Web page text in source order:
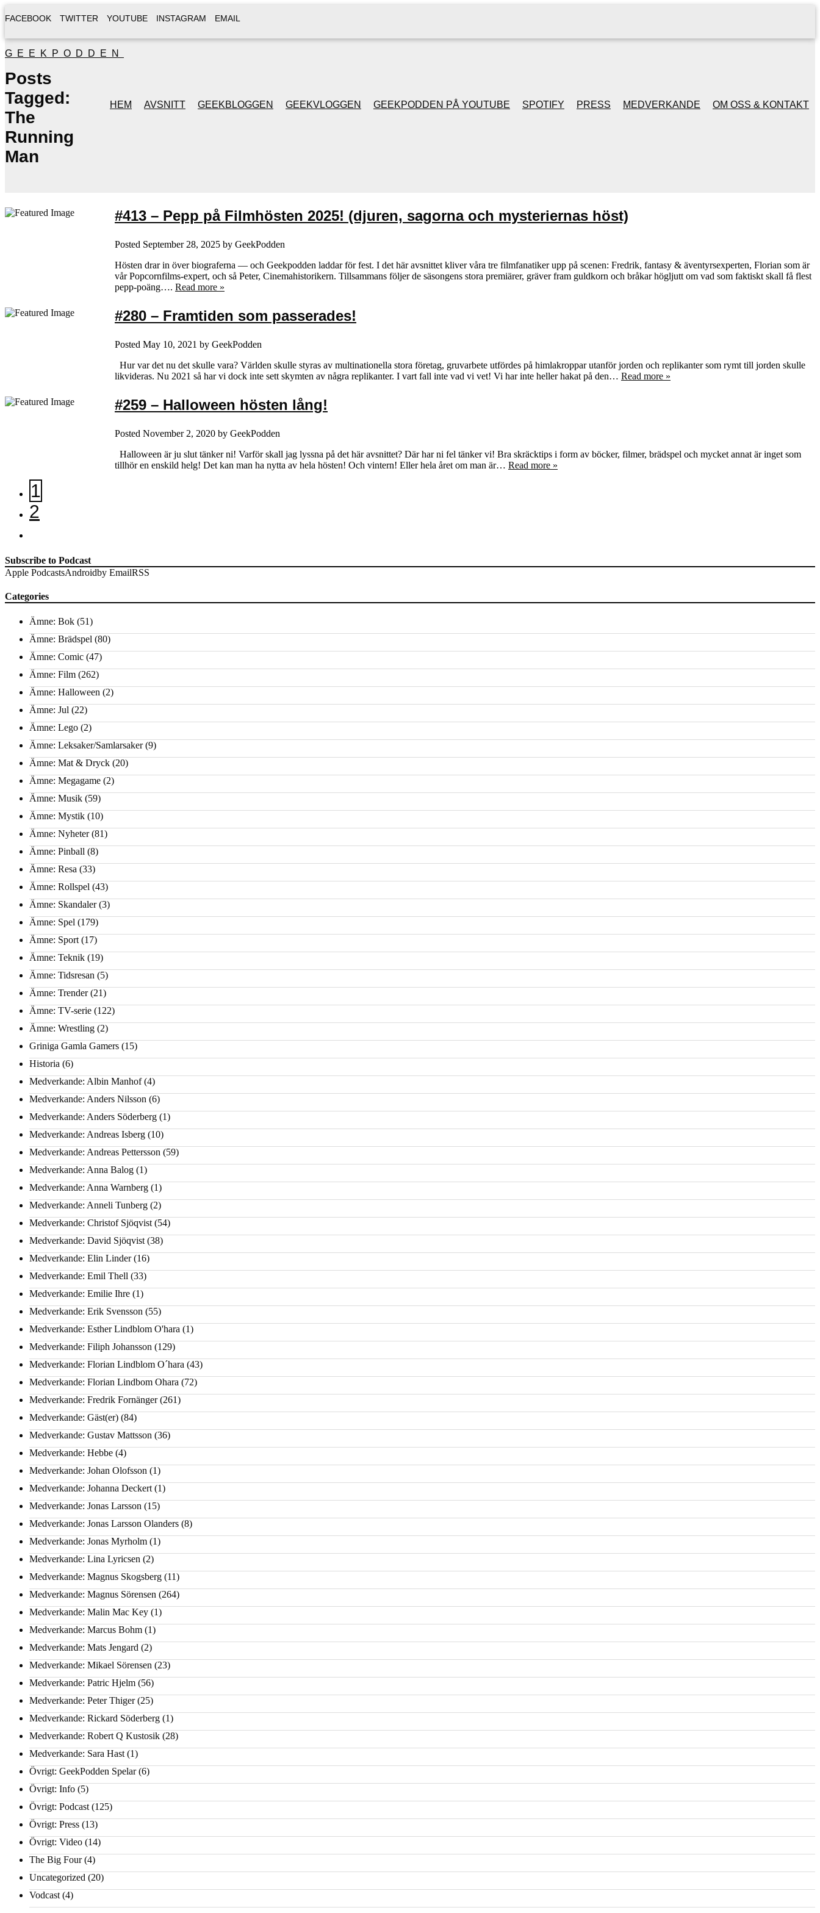
FACEBOOK TWITTER YOUTUBE INSTAGRAM EMAIL
GEEKPODDEN
HEM AVSNITT GEEKBLOGGEN GEEKVLOGGEN GEEKPODDEN PÅ YOUTUBE
JULSPECIALER 2013
SPOTIFY PRESS MEDVERKANDE OM OSS & KONTAKT
Posts
Tagged:
The
Running
Man
#413 – Pepp på Filmhösten 2025! (djuren, sagorna och mysteriernas höst)
Posted September 28, 2025 by GeekPodden
Hösten drar in över biograferna — och Geekpodden laddar för fest. I det här avsnittet kliver våra tre filmfanatiker upp på scenen: Fredrik, fantasy & äventyrsexperten, Florian som är
vår Popcornfilms-expert, och så Peter, Cinemahistorikern. Tillsammans följer de säsongens stora premiärer, gräver fram guldkorn och bråkar högljutt om vad som faktiskt skall få flest
pepp-poäng…. Read more »
#280 – Framtiden som passerades!
Posted May 10, 2021 by GeekPodden
Hur var det nu det skulle vara? Världen skulle styras av multinationella stora företag, gruvarbete utfördes på himlakroppar utanför jorden och replikanter som rymt till jorden skulle
likvideras. Nu 2021 så har vi dock inte sett skymten av några replikanter. I vart fall inte vad vi vet! Vi har inte heller hakat på den… Read more »
#259 – Halloween hösten lång!
Posted November 2, 2020 by GeekPodden
Halloween är ju slut tänker ni! Varför skall jag lyssna på det här avsnittet? Där har ni fel tänker vi! Bra skräcktips i form av böcker, filmer, brädspel och mycket annat är inget som
tillhör en enskild helg! Det kan man ha nytta av hela hösten! Och vintern! Eller hela året om man är… Read more »
1
2
Subscribe to Podcast
Apple PodcastsAndroidby EmailRSS
Categories
Ämne: Bok (51)
Ämne: Brädspel (80)
Ämne: Comic (47)
Ämne: Film (262)
Ämne: Halloween (2)
Ämne: Jul (22)
Ämne: Lego (2)
Ämne: Leksaker/Samlarsaker(9)
Ämne: Mat & Dryck (20)
Ämne: Megagame (2)
Ämne: Musik (59)
Ämne: Mystik (10)
Ämne: Nyheter(81)
Ämne: Pinball (8)
Ämne: Resa (33)
Ämne: Rollspel (43)
Ämne: Skandaler(3)
Ämne: Spel (179)
Ämne: Sport (17)
Ämne: Teknik (19)
Ämne: Tidsresan (5)
Ämne: Trender(21)
Ämne: TV-serie (122)
Ämne: Wrestling (2)
Griniga Gamla Gamers (15)
Historia (6)
Medverkande: Albin Manhof(4)
Medverkande: Anders Nilsson (6)
Medverkande: Anders Söderberg (1)
Medverkande: Andreas Isberg (10)
Medverkande: Andreas Pettersson (59)
Medverkande: Anna Balog (1)
Medverkande: Anna Warnberg (1)
Medverkande: Anneli Tunberg (2)
Medverkande: Christof Sjöqvist (54)
Medverkande: David Sjöqvist (38)
Medverkande: Elin Linder(16)
Medverkande: Emil Thell (33)
Medverkande: Emilie Ihre (1)
Medverkande: Erik Svensson (55)
Medverkande: Esther Lindblom O'hara (1)
Medverkande: Filiph Johansson (129)
Medverkande: Florian Lindblom O´hara (43)
Medverkande: Florian Lindbom Ohara (72)
Medverkande: Fredrik Fornänger(261)
Medverkande: Gäst(er) (84)
Medverkande: Gustav Mattsson (36)
Medverkande: Hebbe (4)
Medverkande: Johan Olofsson (1)
Medverkande: Johanna Deckert (1)
Medverkande: Jonas Larsson (15)
Medverkande: Jonas Larsson Olanders (8)
Medverkande: Jonas Myrholm (1)
Medverkande: Lina Lyricsen (2)
Medverkande: Magnus Skogsberg (11)
Medverkande: Magnus Sörensen (264)
Medverkande: Malin Mac Key (1)
Medverkande: Marcus Bohm (1)
Medverkande: Mats Jengard (2)
Medverkande: Mikael Sörensen (23)
Medverkande: Patric Hjelm (56)
Medverkande: Peter Thiger(25)
Medverkande: Rickard Söderberg (1)
Medverkande: Robert Q Kustosik (28)
Medverkande: Sara Hast (1)
Övrigt: GeekPodden Spelar(6)
Övrigt: Info (5)
Övrigt: Podcast (125)
Övrigt: Press (13)
Övrigt: Video (14)
The Big Four(4)
Uncategorized (20)
Vodcast (4)